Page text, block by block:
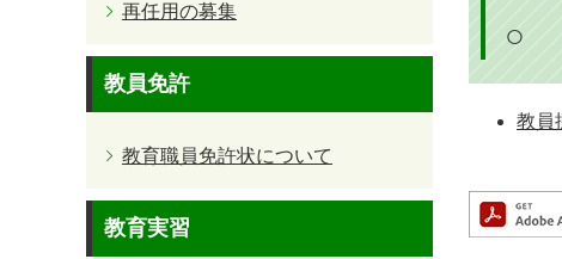
○
教員
再任用の募集
教員免許
教育職員免許状について
教育実習